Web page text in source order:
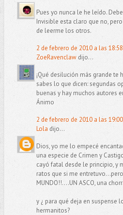
Pues yo nunca le he leído.
Invisible esta claro que no,
de leerme los otros.
2 de febrero de 2010 a las 18:58
ZoeRavenclawdijo...
¡Qué desilución más grande te
sabes lo que dicen: segundas
buenas y hay muchos autores
Ánimo
2 de febrero de 2010 a las 19:00
Lola dijo...
Dios, yo me lo empecé
una especie de Crimen y
cayó fatal desde le principio, y
ratos que si me
MUNDO!!....UN ASCO, una
y ¿ para qué deja en suspense
hermanitos?